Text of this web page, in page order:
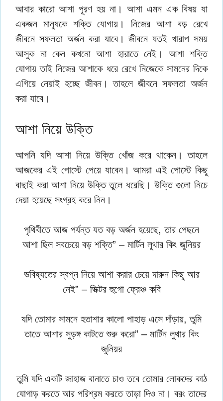
আবার কারো আশা পূরণ হয় না। আশা এমন এক বিষয় যা
একজন মানুষকে শক্তি যোগায়। নিজের আশা বড় রেখে
জীবনে সফলতা অর্জন করা যাবে। জীবনে যতই খারাপ সময়
আসুক না কেন কখনো আশা হারাতে নেই। আশা শক্তি
যোগায় তাই নিজের আশাকে ধরে রেখে নিজেকে সামনের দিকে
এগিয়ে নেয়াই হচ্ছে জীবন। তাহলে জীবনে সফলতা অর্জন
করা যাবে।
আশা নিয়ে উক্তি
আপনি যদি আশা নিয়ে উক্তি খোঁজ করে থাকেন। তাহলে
আজকের এই পোস্টে পেয়ে যাবেন। আমরা এই পোস্টে কিছু
বাছাই করা আশা নিয়ে উক্তি তুলে ধরেছি। উক্তি গুলো নিচে
দেয়া হয়েছে সংগ্রহ করে নিন।
পৃথিবীতে আজ পর্যন্ত যত বড় অর্জন হয়েছে, তার পেছনে
আশা ছিল সবচেয়ে বড় শক্তি” – মার্টিন লুথার কিং জুনিয়র
ভবিষ্যতের স্বপ্ন নিয়ে আশা করার চেয়ে দারুন কিছু আর
নেই” – ভিক্টর হুগো ফ্রেঞ্চ কবি
যদি তোমার সামনে হতাশার কালো পাহাড় এসে দাঁড়ায়, তুমি
তাতে আশার সুড়ঙ্গ কাটতে শুরু করো” – মার্টিন লুথার কিং
জুনিয়র
তুমি যদি একটি জাহাজ বানাতে চাও তবে তোমার লোকদের কাঠ
যোগাড় করতে আর পরিশ্রম করতে তাড়া দিও না। বরং তাদের